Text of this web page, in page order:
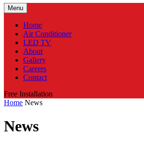
Menu
Home
Air Conditioner
LED TV
About
Gallery
Careers
Contact
Free Installation
Home News
News